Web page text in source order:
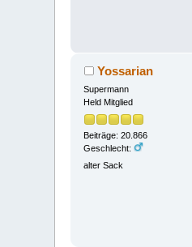
Yossarian
Supermann
Held Mitglied
Beiträge: 20.866
Geschlecht:
alter Sack